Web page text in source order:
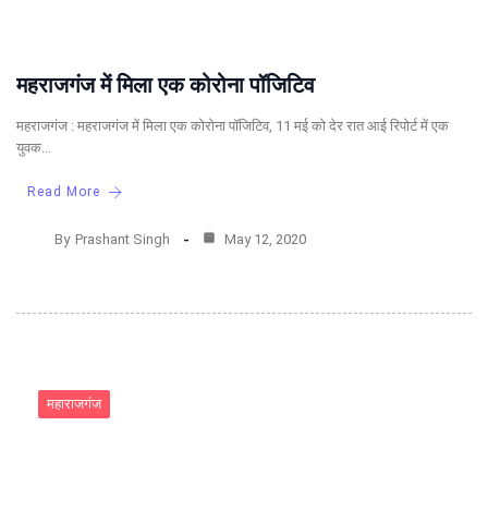
महराजगंज में मिला एक कोरोना पॉजिटिव
महराजगंज : महराजगंज में मिला एक कोरोना पॉजिटिव, 11 मई को देर रात आई रिपोर्ट में एक
युवक…
Read More
By Prashant Singh May 12, 2020
महाराजगंज